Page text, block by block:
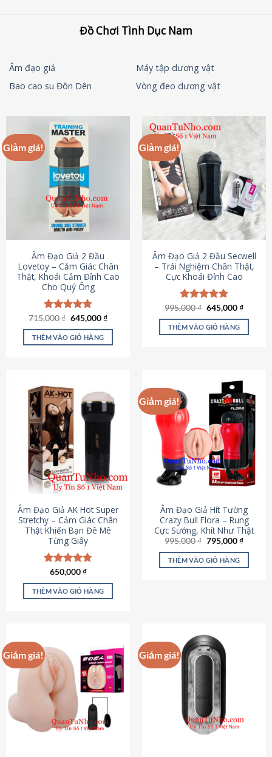
Đồ Chơi Tình Dục Nam
Âm đạo giả
Máy tập dương vật
Bao cao su Đôn Dên
Vòng đeo dương vật
Giảm giá!
Âm Đạo Giả 2 Đầu
Lovetoy – Cảm Giác Chân
Thật, Khoái Cảm Đỉnh Cao
Cho Quý Ông
Được xếp
hạng4.79
5 sao
715,000₫ Giá
là:
715,000 ₫.
645,000₫Giá
tại
THÊM VÀO GIỎ HÀNG
Giảm giá!
Âm Đạo Giả 2 Đầu Secwell
– Trải Nghiệm Chân Thật,
Cực Khoái Đỉnh Cao
Được xếp
hạng4.88
5 sao
995,000₫ Giá
là:
995,000 ₫.
645,000₫Giá
tại
THÊM VÀO GIỎ HÀNG
Âm Đạo Giả AK Hot Super
Stretchy – Cảm Giác Chân
Thật Khiến Bạn Đê Mê
Từng Giây
Được xếp
hạng4.75
5 sao
650,000₫
THÊM VÀO GIỎ HÀNG
Giảm giá!
Âm Đạo Giả Hít Tường
Crazy Bull Flora – Rung
Cực Sướng, Khít Như Thật
995,000₫ Giá
là:
995,000 ₫.
795,000₫Giá
tại
THÊM VÀO GIỎ HÀNG
Giảm giá! Giảm giá!